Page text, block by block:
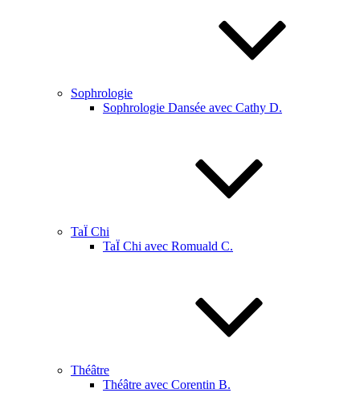
Sophrologie
Sophrologie Dansée avec Cathy D.
TaÏ Chi
TaÏ Chi avec Romuald C.
Théâtre
Théâtre avec Corentin B.